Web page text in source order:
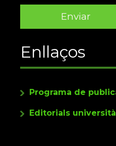
Enllaços
Programa de
Editorials